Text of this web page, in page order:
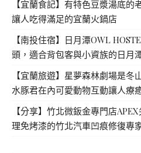
【宜蘭食記】有特色豆漿湯底
讓人吃得滿足的宜蘭火鍋店
【南投住宿】日月潭OWL
頭，適合背包客與小資族的日月
【宜蘭旅遊】星夢森林劇場是
水豚君在內可愛動物互動讓人療
【分享】竹北微鈑金專門店
理免烤漆的竹北汽車凹痕修復專